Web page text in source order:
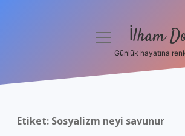
Yasal Uyarı
menüyü İlham
Günlük hayatına
Etiket: Sosyalizm neyi savunur